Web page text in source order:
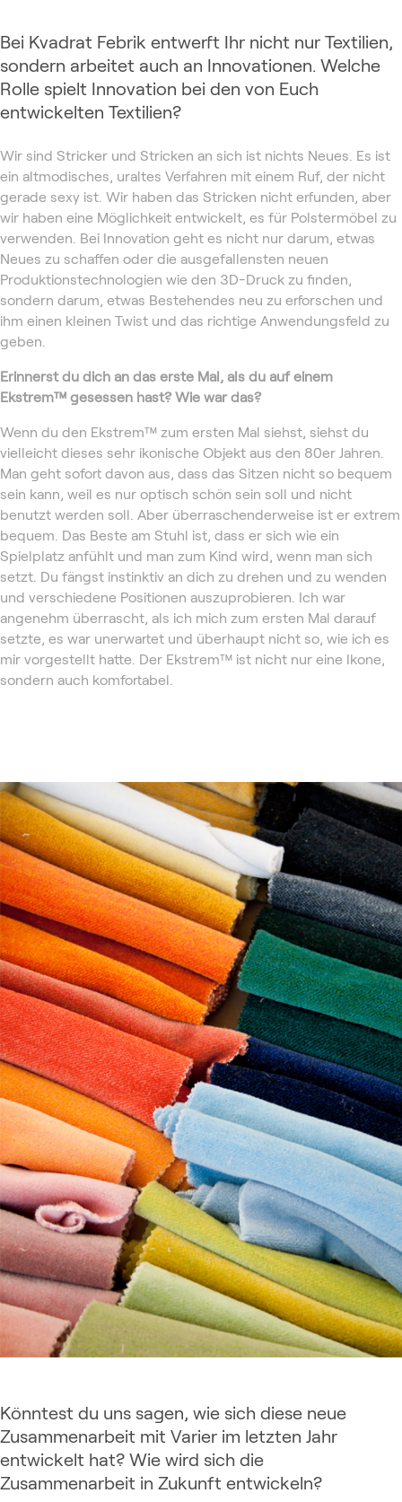
Bei Kvadrat Febrik entwerft Ihr nicht nur Textilien,
sondern arbeitet auch an Innovationen. Welche
Rolle spielt Innovation bei den von Euch
entwickelten Textilien?
Wir sind Stricker und Stricken an sich ist nichts Neues. Es ist
ein altmodisches, uraltes Verfahren mit einem Ruf, der nicht
gerade sexy ist. Wir haben das Stricken nicht erfunden, aber
wir haben eine Möglichkeit entwickelt, es für Polstermöbel zu
verwenden. Bei Innovation geht es nicht nur darum, etwas
Neues zu schaffen oder die ausgefallensten neuen
Produktionstechnologien wie den 3D-Druck zu finden,
sondern darum, etwas Bestehendes neu zu erforschen und
ihm einen kleinen Twist und das richtige Anwendungsfeld zu
geben.
Erinnerst du dich an das erste Mal, als du auf einem
Ekstrem™ gesessen hast? Wie war das?
Wenn du den Ekstrem™ zum ersten Mal siehst, siehst du
vielleicht dieses sehr ikonische Objekt aus den 80er Jahren.
Man geht sofort davon aus, dass das Sitzen nicht so bequem
sein kann, weil es nur optisch schön sein soll und nicht
benutzt werden soll. Aber überraschenderweise ist er extrem
bequem. Das Beste am Stuhl ist, dass er sich wie ein
Spielplatz anfühlt und man zum Kind wird, wenn man sich
setzt. Du fängst instinktiv an dich zu drehen und zu wenden
und verschiedene Positionen auszuprobieren. Ich war
angenehm überrascht, als ich mich zum ersten Mal darauf
setzte, es war unerwartet und überhaupt nicht so, wie ich es
mir vorgestellt hatte. Der Ekstrem™ ist nicht nur eine Ikone,
sondern auch komfortabel.
Könntest du uns sagen, wie sich diese neue
Zusammenarbeit mit Varier im letzten Jahr
entwickelt hat? Wie wird sich die
Zusammenarbeit in Zukunft entwickeln?